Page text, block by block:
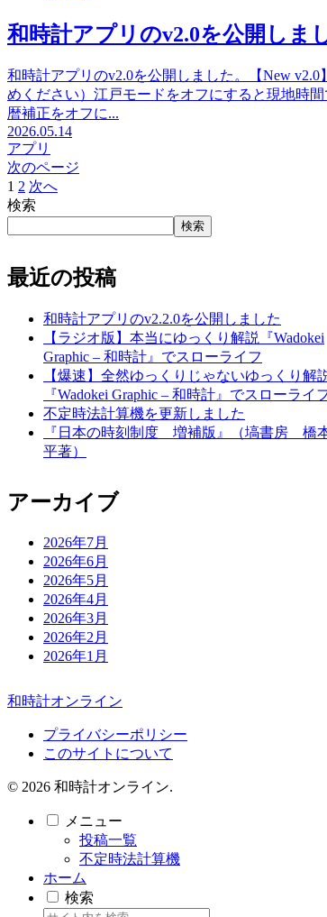
和時計アプリのv2.0を公開しま
和時計アプリのv2.0を公開しました。【New
めください）江戸モードをオフにすると現地時
暦補正をオフに...
2026.05.14
アプリ
次のページ
1 2 次へ
検索
検索
最近の投稿
和時計アプリのv2.2.0を公開しました
【ラジオ版】本当にゆっくり解説『Wadokei
Graphic – 和時計』でスローライフ
【爆速】全然ゆっくりじゃないゆっくり解
『Wadokei Graphic – 和時計』でスローライ
不定時法計算機を更新しました
『日本の時刻制度 増補版』（塙書房 橋
平著）
アーカイブ
2026年7月
2026年6月
2026年5月
2026年4月
2026年3月
2026年2月
2026年1月
和時計オンライン
プライバシーポリシー
このサイトについて
© 2026 和時計オンライン.
メニュー
投稿一覧
不定時法計算機
ホーム
検索